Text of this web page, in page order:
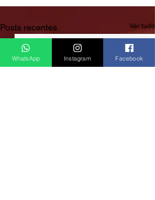
Posts recentes Ver tudo
WhatsApp Instagram Facebook